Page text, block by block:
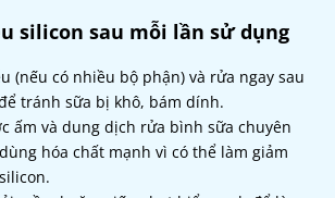
silicon sau mỗi lần sử dụng
(nếu có nhiều bộ phận) và rửa ngay sau
tránh sữa bị khô, bám dính.
ấm và dung dịch rửa bình sữa chuyên
hóa chất mạnh vì có thể làm giảm